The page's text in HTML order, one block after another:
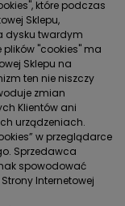
które podczas
Sklepu,
dysku twardym
"cookies" ma
Sklepu na
ten nie niszczy
zmian
Klientów ani
urządzeniach.
w przeglądarce
Sprzedawca
spowodować
Internetowej